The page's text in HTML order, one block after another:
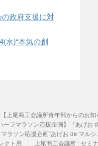
政府支援に対
水)“本気の創
上尾商工会議所青年部からのお
ーフマラソン応援企画】『あげお
ラソン応援企画“あげお de マルシ
クト用 上尾商工会議所 : セミ